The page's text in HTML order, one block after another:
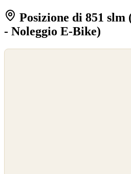
Posizione di 851
- Noleggio E-Bike)